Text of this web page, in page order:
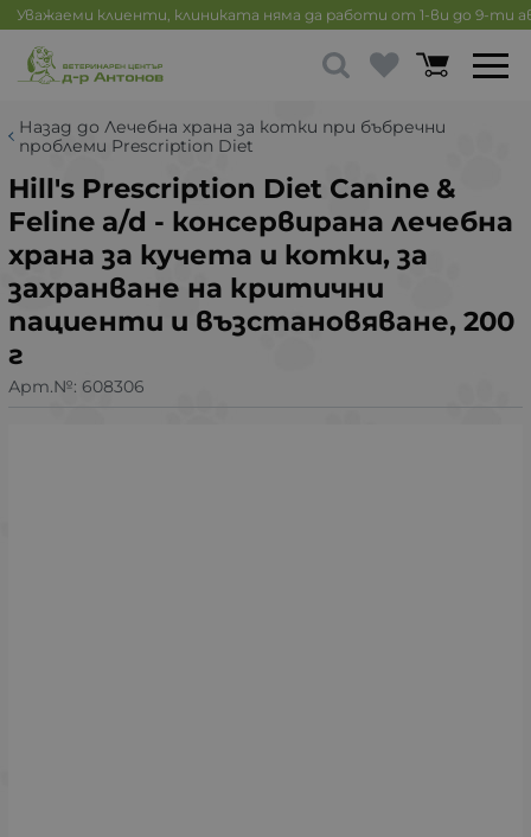
Уважаеми клиенти, клиниката няма да работи от 1-ви до 9-ти
Назад до Лечебна храна за котки при бъбречни
проблеми Prescription Diet
Hill's Prescription Diet Canine &
Feline a/d - консервирана лечебна
храна за кучета и котки, за
захранване на критични
пациенти и възстановяване, 200
г
Арт.№: 608306